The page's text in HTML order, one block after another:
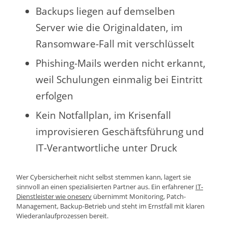
Backups liegen auf demselben
Server wie die Originaldaten, im
Ransomware-Fall mit verschlüsselt
Phishing-Mails werden nicht erkannt,
weil Schulungen einmalig bei Eintritt
erfolgen
Kein Notfallplan, im Krisenfall
improvisieren Geschäftsführung und
IT-Verantwortliche unter Druck
Wer Cybersicherheit nicht selbst stemmen kann, lagert sie
sinnvoll an einen spezialisierten Partner aus. Ein erfahrener IT-
Dienstleister wie oneserv übernimmt Monitoring, Patch-
Management, Backup-Betrieb und steht im Ernstfall mit klaren
Wiederanlaufprozessen bereit.